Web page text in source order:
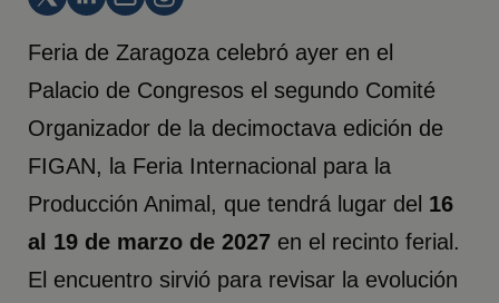
Feria de Zaragoza celebró ayer en el
Palacio de Congresos el segundo Comité
Organizador de la decimoctava edición de
FIGAN, la Feria Internacional para la
Producción Animal, que tendrá lugar del 16
al 19 de marzo de 2027 en el recinto ferial.
El encuentro sirvió para revisar la evolución